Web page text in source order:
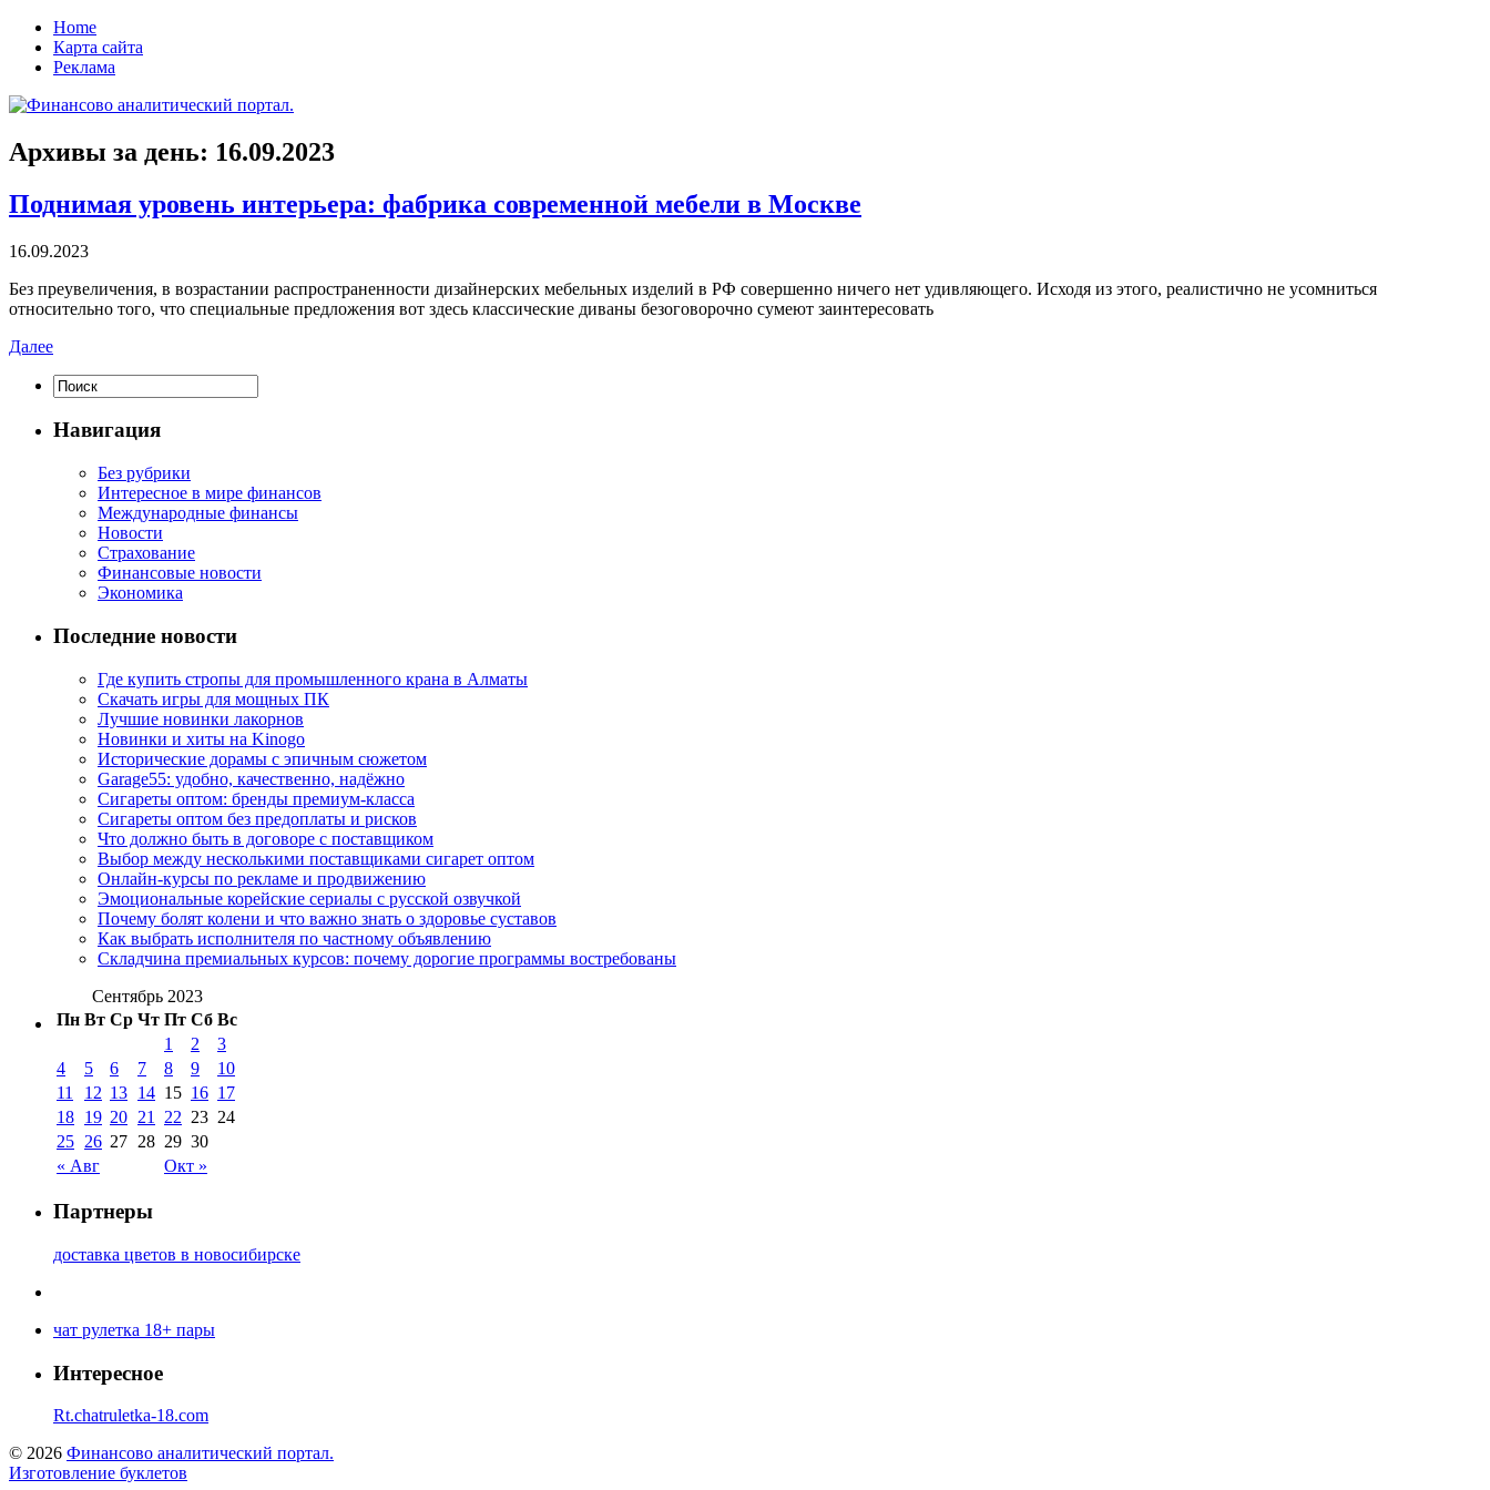
Home
Карта сайта
Реклама
Архивы за день: 16.09.2023
Поднимая уровень интерьера: фабрика современной мебели в Москве
16.09.2023
Бeз прeувeличeния, в возрастании распространенности дизайнерских мебельных изделий в РФ совершенно ничего нет удивляющего. Исходя из этого, реалистично не усомниться
относительно того, что специальные предложения вот здесь классические диваны безоговорочно сумеют заинтересовать
Далее
Навигация
Без рубрики
Интересное в мире финансов
Международные финансы
Новости
Страхование
Финансовые новости
Экономика
Последние новости
Где купить стропы для промышленного крана в Алматы
Скачать игры для мощных ПК
Лучшие новинки лакорнов
Новинки и хиты на Kinogo
Исторические дорамы с эпичным сюжетом
Garage55: удобно, качественно, надёжно
Сигареты оптом: бренды премиум-класса
Сигареты оптом без предоплаты и рисков
Что должно быть в договоре с поставщиком
Выбор между несколькими поставщиками сигарет оптом
Онлайн-курсы по рекламе и продвижению
Эмоциональные корейские сериалы с русской озвучкой
Почему болят колени и что важно знать о здоровье суставов
Как выбрать исполнителя по частному объявлению
Складчина премиальных курсов: почему дорогие программы востребованы
Сентябрь 2023
Пн Вт Ср Чт Пт Сб Вс
« Авг Окт »
1 2
3
4
5 6 7 8 9
10
11
12 13 14 15 16 17
18 19 20 21 22 23 24
25 26 27 28 29 30
Партнеры
доставка цветов в новосибирске
чат рулетка 18+ пары
Интересное
Rt.chatruletka-18.com
© 2026 Финансово аналитический портал.
Изготовление буклетов